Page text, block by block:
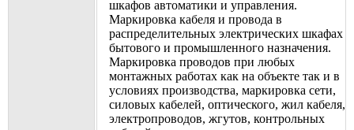
шкафов автоматики и управления.
Маркировка кабеля и провода в
распределительных электрических шкафах
бытового и промышленного назначения.
Маркировка проводов при любых
монтажных работах как на объекте так и в
условиях производства, маркировка сети,
силовых кабелей, оптического, жил кабеля,
электропроводов, жгутов, контрольных